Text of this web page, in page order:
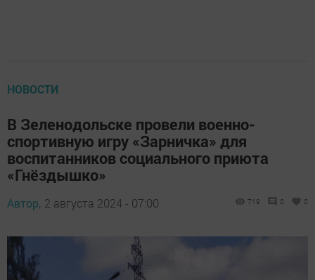
НОВОСТИ
В Зеленодольске провели военно-
спортивную игру «Зарничка» для
воспитанников социального приюта
«Гнёздышко»
Автор, 2 августа 2024 - 07:00 719 0 0